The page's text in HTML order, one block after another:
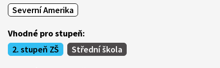
Severní Amerika
Vhodné pro stupeň:
2. stupeň ZŠ
Střední škola